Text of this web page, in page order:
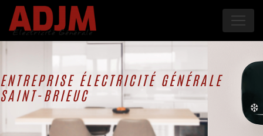
ENTREPRISE ÉLECTRICITÉ GÉNÉRALE
SAINT-BRIEUC
Panneau de gestion des cookies